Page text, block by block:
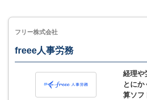
フリー株式会社
freee人事労務
経理や
とにか
算ソフ